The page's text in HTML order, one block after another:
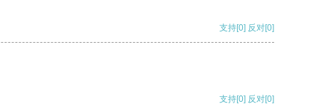
支持[0] 反对[0]
支持[0] 反对[0]